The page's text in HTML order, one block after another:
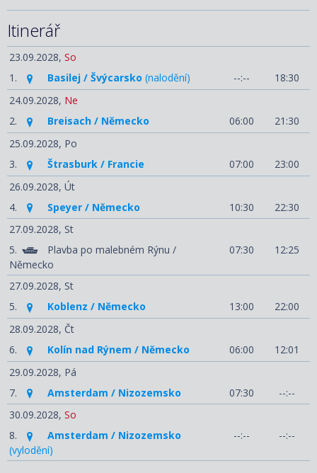
Itinerář
23.09.2028, So
1.
Basilej / Švýcarsko (nalodění) --:--
18:30
24.09.2028, Ne
2.
Breisach / Německo 06:00
21:30
25.09.2028, Po
3.
Štrasburk / Francie 07:00
23:00
26.09.2028, Út
4.
Speyer / Německo 10:30
22:30
27.09.2028, St
5.
Plavba po malebném Rýnu /
Německo
07:30 12:25
27.09.2028, St
5.
Koblenz / Německo 13:00
22:00
28.09.2028, Čt
6.
Kolín nad Rýnem / Německo 06:00
12:01
29.09.2028, Pá
7.
Amsterdam / Nizozemsko 07:30
--:--
30.09.2028, So
8.
Amsterdam / Nizozemsko
(vylodění)
--:-- --:--